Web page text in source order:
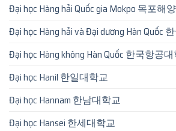
Đại học Hàng hải Quốc gia Mokpo 목포해
Đại học Hàng hải và Đại dương Hàn Quốc
Đại học Hàng không Hàn Quốc 한국항공
Đại học Hanil 한일대학교
Đại học Hannam 한남대학교
Đại học Hansei 한세대학교